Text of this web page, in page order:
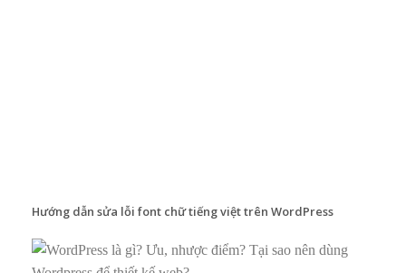
Hướng dẫn sửa lỗi font chữ tiếng việt trên WordPress